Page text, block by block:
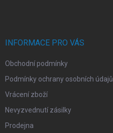
INFORMACE PRO VÁS
Obchodní podmínky
Podmínky ochrany osobních údajů
Vrácení zboží
Nevyzvednutí zásilky
Prodejna